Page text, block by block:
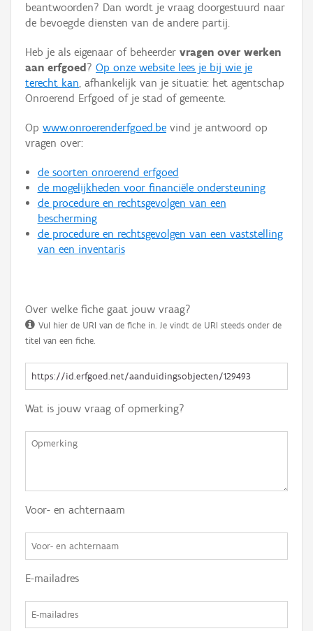
Persoon of collectief
Hergebruik
Aanmelden
beantwoorden? Dan wordt je vraag doorgestuurd naar
de bevoegde diensten van de andere partij.
Heb je als eigenaar of beheerder vragen over werken
aan erfgoed ? Op onze website lees je bij wie je
terecht kan, afhankelijk van je situatie: het agentschap
Onroerend Erfgoed of je stad of gemeente.
Op www.onroerenderfgoed.be vind je antwoord op
vragen over:
de soorten onroerend erfgoed
de mogelijkheden voor financiële ondersteuning
de procedure en rechtsgevolgen van een
bescherming
de procedure en rechtsgevolgen van een vaststelling
van een inventaris
Over welke fiche gaat jouw vraag?
Vul hier de URI van de fiche in. Je vindt de URI steeds onder de
titel van een fiche.
Wat is jouw vraag of opmerking?
Voor- en achternaam
E-mailadres